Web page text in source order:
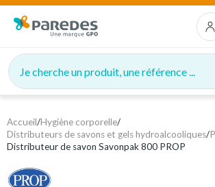
Je cherche un produit, une référence ...
Accueil/Hygiène corporelle/
Distributeurs de savons et gels hydroalcooliques/
Distributeur de savon Savonpak 800 PROP